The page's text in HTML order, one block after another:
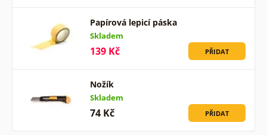
Papírová lepicí páska
Skladem
139 Kč PŘIDAT
Nožík
Skladem
74 Kč PŘIDAT